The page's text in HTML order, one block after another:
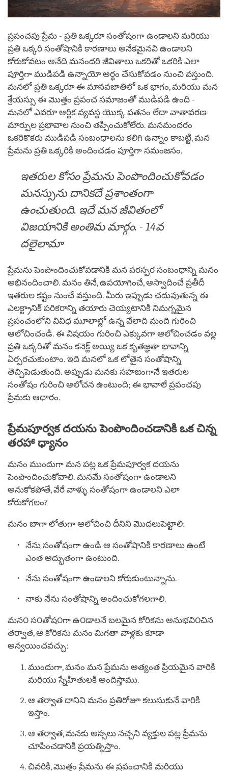
ప్రపంచపు ప్రేమ - ప్రతి ఒక్కరూ సంతోషంగా ఉండాలని మరియు
ప్రతి ఒక్కరి సంతోషానికి కారణాలు అనేకమైనవి ఉండాలని
కోరుకోవటం అనేది మనందరి జీవితాలు ఒకరితో ఒకరికి ఎలా
పూర్తిగా ముడిపడి ఉన్నాయో అర్థం చేసుకోవడం నుంచి వస్తుంది.
మనలో ప్రతి ఒక్కరూ ఈ మానవజాతిలో ఒక భాగం, మరియు మన
శ్రేయస్సు ఈ మొత్తం ప్రపంచ సమాజంతో ముడిపడి ఉంది -
మనలో ఎవరూ ఆర్థిక వ్యవస్థ యొక్క పతనం లేదా వాతావరణ
మార్పుల ప్రభావాల నుంచి తప్పించుకోలేరు. మనమందరం
ఒకరికొకరు ముడిపడి సంబంధాలను కలిగి ఉన్నాం కాబట్టి, మన
ప్రేమను ప్రతి ఒక్కరికి అందించడం పూర్తిగా సమంజసం.
ఇతరుల కోసం ప్రేమను పెంపొందించుకోవడం
మనస్సును దానికదే ప్రశాంతంగా
ఉంచుతుంది. ఇదే మన జీవితంలో
విజయానికి అంతిమ మార్గం. - 14వ
దలైలామా
ప్రేమను పెంపొందించుకోవడానికి మన పరస్పర సంబంధాన్ని మనం
అభినందించాలి. మనం తినే, ఉపయోగించే, ఆస్వాదించే ప్రతీదీ
ఇతరుల కష్టం నుంచే వస్తుంది. మీరు ఇప్పుడు చదువుతున్న ఈ
ఎలక్ట్రానిక్ పరికరాన్ని తయారు చెయ్యటానికి నిమగ్నమైన
ప్రపంచంలోని వివిధ మూలాల్లో ఉన్న వేలాది మంది గురించి
ఆలోచించండి. ఈ విషయం గురించి ఎక్కువగా ఆలోచించడం వల్ల
ప్రతి ఒక్కరితో మనం కనెక్ట్ అయ్యి ఒక కృతజ్ఞతా భావాన్ని
ఏర్పరచుకుంటాం. ఇది మనలో ఒక లోతైన సంతోషాన్ని
తెచ్చిపెడుతుంది. అప్పుడు మనకు సహజంగానే ఇతరుల
సంతోషం గురించి ఆలోచన ఉంటుంది; ఈ భావాలే ప్రపంచపు
ప్రేమకు ఆధారం.
ప్రేమపూర్వక దయను పెంపొందించడానికి ఒక చిన్న
తరహా ధ్యానం
మనం ముందుగా మన పట్ల ఒక ప్రేమపూర్వక దయను
పెంపొందించుకోవాలి. మనమే సంతోషంగా ఉండాలని
అనుకోకపోతే, వేరే వాళ్ళు సంతోషంగా ఉండాలని ఎలా
కోరుకోగలం?
మనం బాగా లోతుగా ఆలోచించి దీనిని మొదలుపెట్టాలి:
నేను సంతోషంగా ఉండి ఆ సంతోషానికి కారణాలు ఉంటే
ఎంత అద్భుతంగా ఉంటుంది.
నేను సంతోషంగా ఉండాలని కోరుకుంటున్నాను.
నాకు నేను సంతోషాన్ని అందించుకోగలగాలి.
మన౦ స౦తోష౦గా ఉ౦డాలనే బలమైన కోరికను అనుభవి౦చిన
తర్వాత, ఆ కోరికను మనం మిగతా వాళ్లకు కూడా
అన్వయించవచ్చు:
ముందుగా, మనం మన ప్రేమను అత్యంత ప్రియమైన వారికి
మరియు స్నేహితులకి అందిస్తాము.
ఆ తర్వాత దానిని మనం ప్రతిరోజూ కలుసుకునే వారికి
ఇస్తాం.
ఆ తర్వాత, మనకు అస్సలు నచ్చని వ్యక్తుల పట్ల ప్రేమను
చూపించడానికి ప్రయత్నిస్తాం.
చివరికి, మొత్తం ప్రేమను ఈ ప్రపంచానికి మరియు